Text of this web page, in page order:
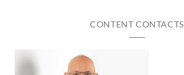
CONTENT CONTACTS